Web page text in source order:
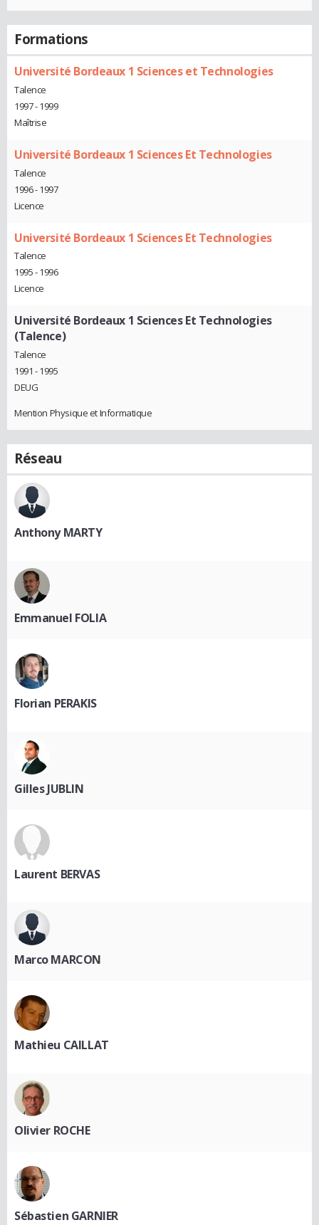
Formations
Université Bordeaux 1 Sciences et Technologies
Talence
1997 - 1999
Maîtrise
Université Bordeaux 1 Sciences Et Technologies
Talence
1996 - 1997
Licence
Université Bordeaux 1 Sciences Et Technologies
Talence
1995 - 1996
Licence
Université Bordeaux 1 Sciences Et Technologies
(Talence)
Talence
1991 - 1995
DEUG
Mention Physique et Informatique
Réseau
Anthony MARTY
Emmanuel FOLIA
Florian PERAKIS
Gilles JUBLIN
Laurent BERVAS
Marco MARCON
Mathieu CAILLAT
Olivier ROCHE
Sébastien GARNIER